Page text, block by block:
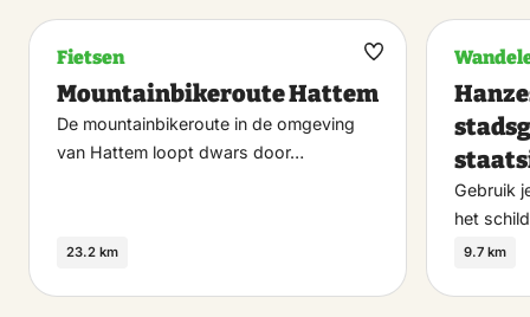
Fietsen
Mountainbikeroute Hattem
De mountainbikeroute in de omgeving
van Hattem loopt dwars door…
23.2 km
Maak
favoriet
Gebruik
het
9.7 km
Alle data
zaterdag